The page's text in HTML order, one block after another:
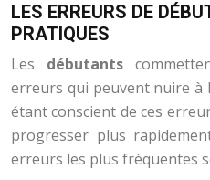
LES ERREURS DE
PRATIQUES
Les débutants
erreurs qui peuvent nuire à
étant conscient de ces
progresser plus
erreurs les plus fréquentes